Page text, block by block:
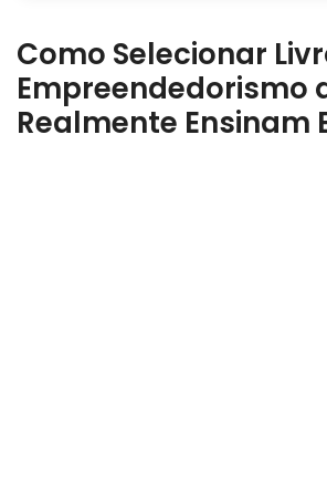
Como Selecionar
Empreendedorismo
Realmente Ensinam